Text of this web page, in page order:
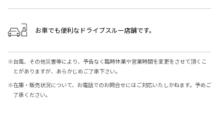
お車でも便利なドライブスルー店舗です。
※台風、その他災害等により、予告なく臨時休業や営業時間を変更をさせて頂くこ
とがありますが、あらかじめご了承下さい。
※在庫・販売状況について、お電話でのお問合せにはご対応いたしかねます。予めご
了承ください。